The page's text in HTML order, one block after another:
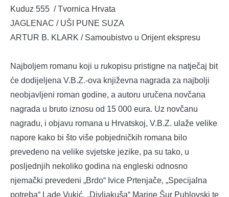
Kuduz 555 / Tvornica Hrvata
JAGLENAC / UŠI PUNE SUZA
ARTUR B. KLARK / Samoubistvo u Orijent ekspresu
Najboljem romanu koji u rukopisu pristigne na natječaj bit
će dodijeljena V.B.Z.-ova književna nagrada za najbolji
neobjavljeni roman godine, a autoru uručena novčana
nagrada u bruto iznosu od 15 000 eura. Uz novčanu
nagradu, i objavu romana u Hrvatskoj, V.B.Z. ulaže velike
napore kako bi što više pobjedničkih romana bilo
prevedeno na velike svjetske jezike, pa su tako, u
posljednjih nekoliko godina na engleski odnosno
njemački prevedeni „Brdo“ Ivice Prtenjače, „Specijalna
potreba“ Lade Vukić, „Divljakuša“ Marine Šur Puhlovski te